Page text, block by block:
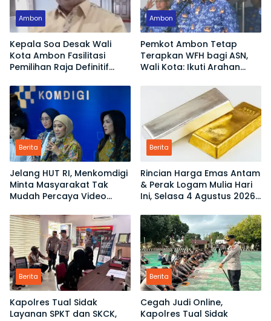
Ambon
Kepala Soa Desak Wali
Kota Ambon Fasilitasi
Pemilihan Raja Definitif
Ambon
Pemkot Ambon Tetap
Terapkan WFH bagi ASN,
Wali Kota: Ikuti Arahan
Berita
Jelang HUT RI, Menkomdigi
Minta Masyarakat Tak
Mudah Percaya Video
Berita
Rincian Harga Emas Antam
& Perak Logam Mulia Hari
Ini, Selasa 4 Agustus 2026:
Rp2,6 Juta!
Berita
Kapolres Tual Sidak
Layanan SPKT dan SKCK,
Berita
Cegah Judi Online,
Kapolres Tual Sidak